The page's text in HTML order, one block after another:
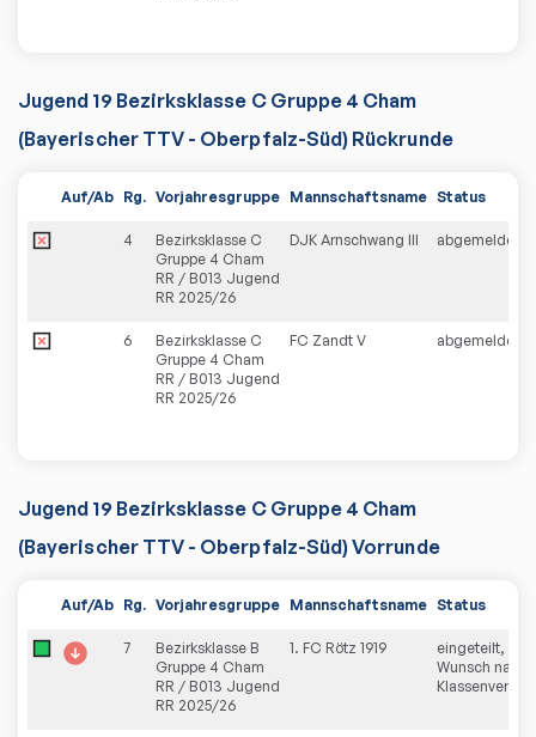
Jugend 19 Bezirksklasse C Gruppe 4 Cham
(Bayerischer TTV - Oberpfalz-Süd) Rückrunde
Auf/Ab Rg. Vorjahresgruppe Mannschaftsname Status
4
Bezirksklasse C
Gruppe 4 Cham
RR / B013 Jugend
RR 2025/26
DJK Arnschwang III abgemeldet
6
Bezirksklasse C
Gruppe 4 Cham
RR / B013 Jugend
RR 2025/26
FC Zandt V abgemeldet
Jugend 19 Bezirksklasse C Gruppe 4 Cham
(Bayerischer TTV - Oberpfalz-Süd) Vorrunde
Auf/Ab Rg. Vorjahresgruppe Mannschaftsname Status
7
Bezirksklasse B
Gruppe 4 Cham
RR / B013 Jugend
RR 2025/26
1. FC Rötz 1919
eingeteilt, kein
Wunsch nach